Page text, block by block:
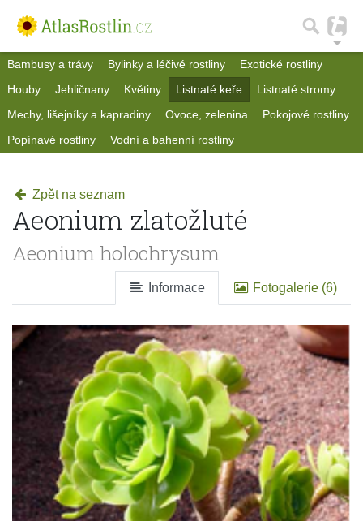
Bambusy a trávy Bylinky a léčivé rostliny
Exotické rostliny
Houby
Jehličnany Květiny Listnaté keře
Listnaté stromy
Mechy, lišejníky a kapradiny
Ovoce, zelenina
Pokojové rostliny
Popínavé rostliny
Vodní a bahenní rostliny
Zpět na seznam
Aeonium zlatožluté
Aeonium holochrysum
Informace Fotogalerie (6)